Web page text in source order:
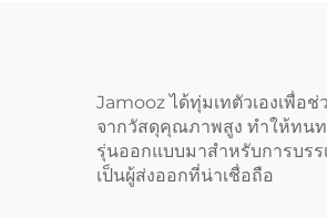
Jamooz ได้ทุ่มเทตัวเองเพื่อ
จากวัสดุคุณภาพสูง ทำให้ทนท
รุ่นออกแบบมาสำหรับการบร
เป็นผู้ส่งออกที่น่าเชื่อถือ